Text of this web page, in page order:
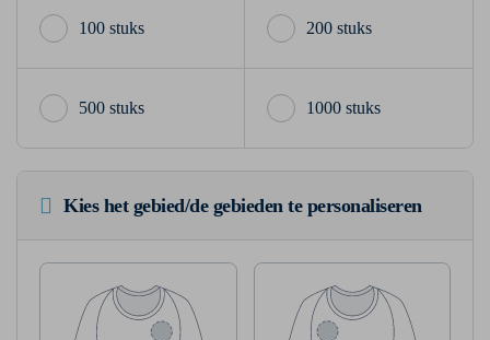
100 stuks 200 stuks
500 stuks 1000 stuks
Kies het gebied/de gebieden te personaliseren